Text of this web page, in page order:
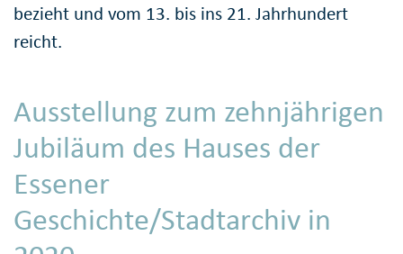
bezieht und vom 13. bis ins 21. Jahrhundert
reicht.
Ausstellung zum zehnjährigen
Jubiläum des Hauses der
Essener
Geschichte/Stadtarchiv in